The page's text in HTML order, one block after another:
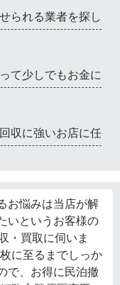
られる業者を探し
て少しでもお金に
収に強いお店に任
お悩みは当店が解
いというお客様の
・買取に伺いま
に至るまでしっか
で、お得に民泊撤